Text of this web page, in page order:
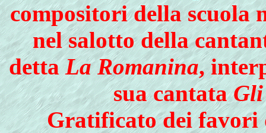
compositori della scuola
nel salotto della
dettaLa Romanina,
sua cantata
Gratificato dei favori